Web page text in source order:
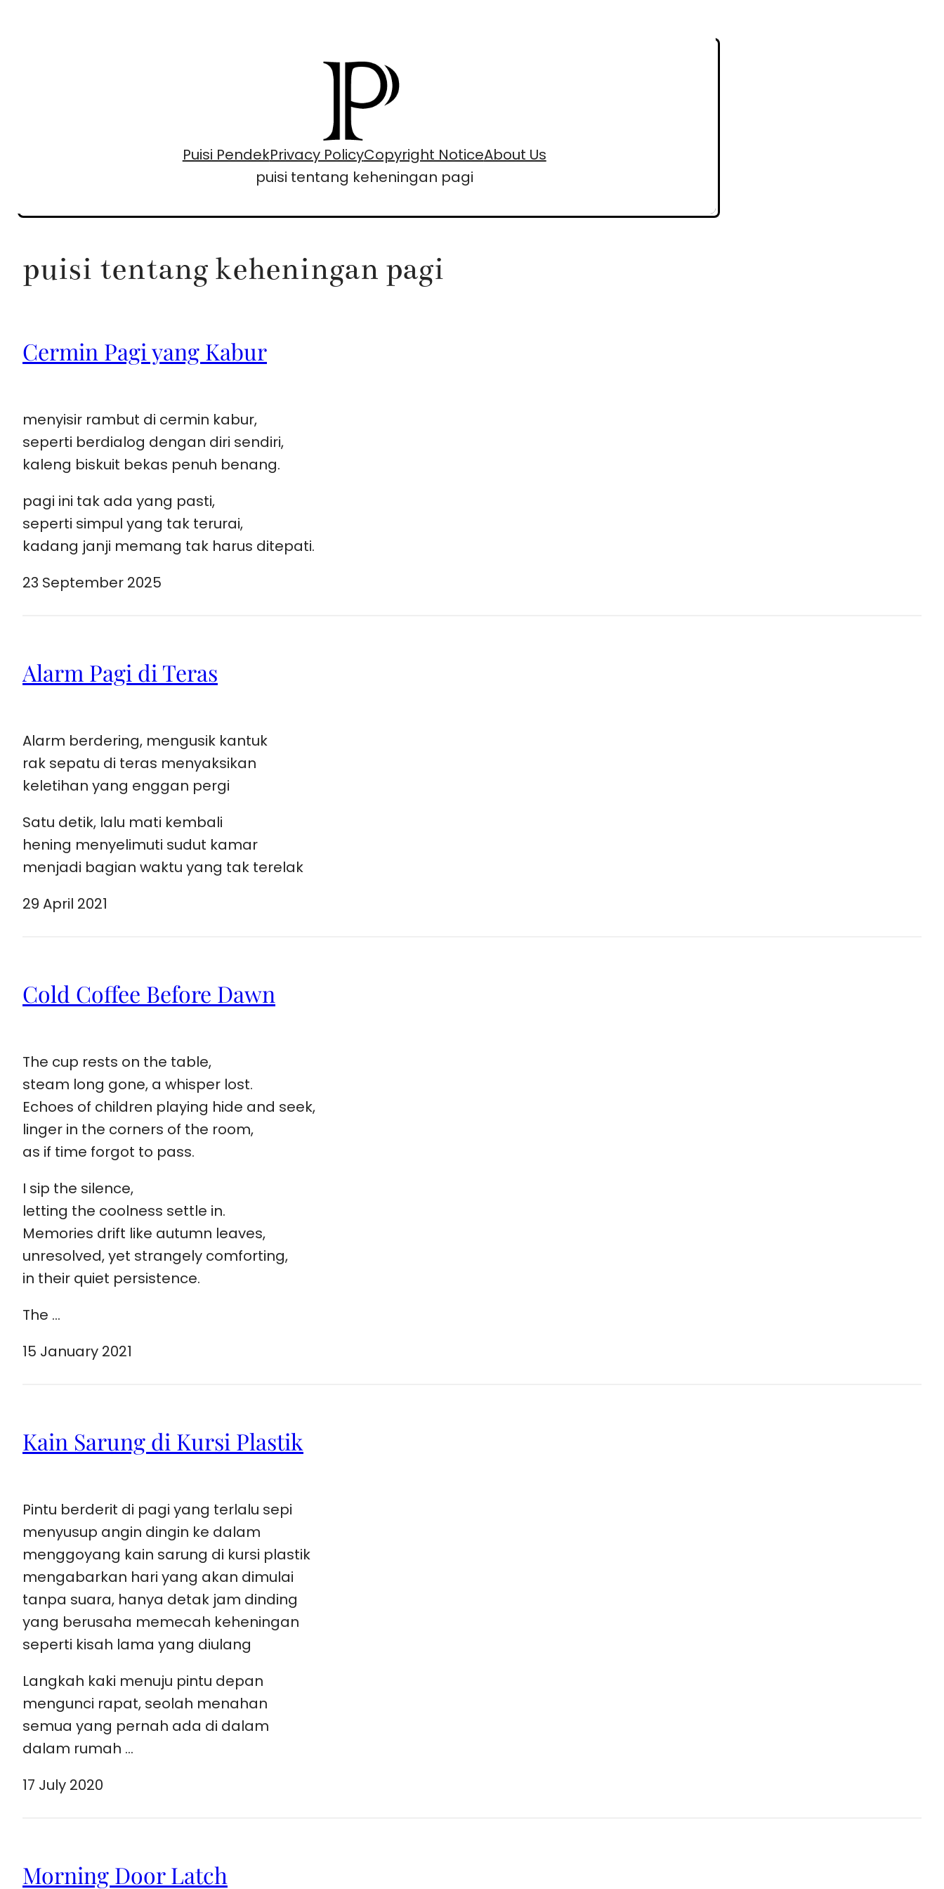
Puisi PendekPrivacy PolicyCopyright NoticeAbout Us
puisi tentang keheningan pagi
puisi tentang keheningan pagi
Cermin Pagi yang Kabur
menyisir rambut di cermin kabur,
seperti berdialog dengan diri sendiri,
kaleng biskuit bekas penuh benang.
pagi ini tak ada yang pasti,
seperti simpul yang tak terurai,
kadang janji memang tak harus ditepati.
23 September 2025
Alarm Pagi di Teras
Alarm berdering, mengusik kantuk
rak sepatu di teras menyaksikan
keletihan yang enggan pergi
Satu detik, lalu mati kembali
hening menyelimuti sudut kamar
menjadi bagian waktu yang tak terelak
29 April 2021
Cold Coffee Before Dawn
The cup rests on the table,
steam long gone, a whisper lost.
Echoes of children playing hide and seek,
linger in the corners of the room,
as if time forgot to pass.
I sip the silence,
letting the coolness settle in.
Memories drift like autumn leaves,
unresolved, yet strangely comforting,
in their quiet persistence.
The …
15 January 2021
Kain Sarung di Kursi Plastik
Pintu berderit di pagi yang terlalu sepi
menyusup angin dingin ke dalam
menggoyang kain sarung di kursi plastik
mengabarkan hari yang akan dimulai
tanpa suara, hanya detak jam dinding
yang berusaha memecah keheningan
seperti kisah lama yang diulang
Langkah kaki menuju pintu depan
mengunci rapat, seolah menahan
semua yang pernah ada di dalam
dalam rumah …
17 July 2020
Morning Door Latch